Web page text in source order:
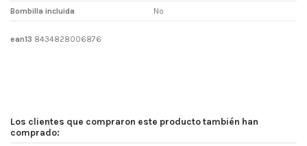
Bombilla incluida No
ean13 8434828006876
Los clientes que compraron este producto también han
comprado: